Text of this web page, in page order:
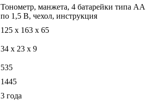
Тонометр, манжета, 4 батарейки типа AА
по 1,5 В, чехол, инструкция
125 x 163 x 65
34 x 23 x 9
535
1445
3 года